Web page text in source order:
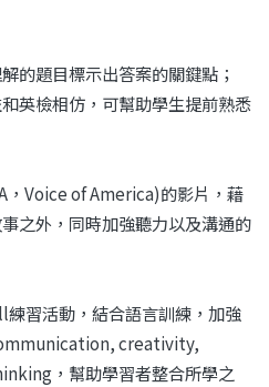
的題目標示出答案的關鍵點；
英檢相仿，可幫助學生提前熟悉
Voice of America)的影片，藉
之外，同時加強聽力以及溝通的
習活動，結合語言訓練，加強
creativity,
，幫助學習者整合所學之